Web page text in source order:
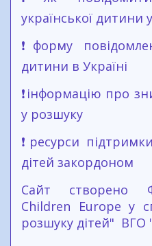
української дитини
❗форму
дитини в Україні
❗інформацію про
у розшуку
❗ресурси
дітей закордоном
Сайт створено
Children Europe у
розшуку дітей" ВГО